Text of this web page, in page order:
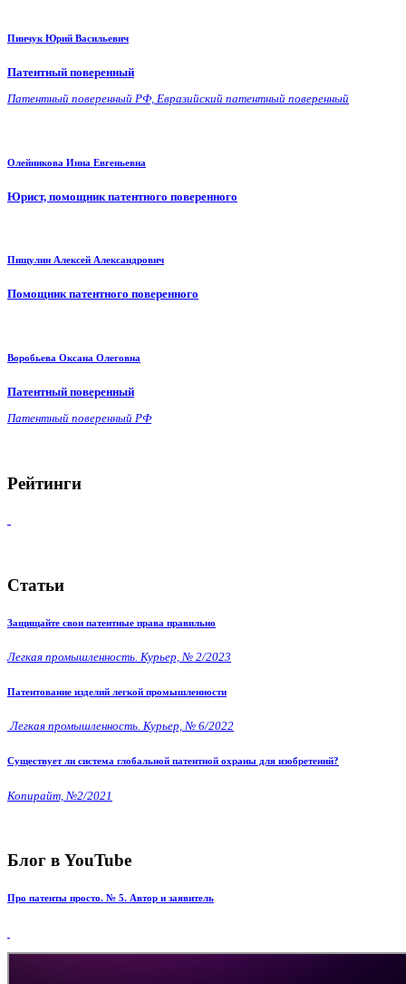
Пинчук Юрий Васильевич
Патентный поверенный
Патентный поверенный РФ, Евразийский патентный поверенный
Олейникова Инна Евгеньевна
Юрист, помощник патентного поверенного
Пищулин Алексей Александрович
Помощник патентного поверенного
Воробьева Оксана Олеговна
Патентный поверенный
Патентный поверенный РФ
Рейтинги
Статьи
Защищайте свои патентные права правильно
Легкая промышленность. Курьер, № 2/2023
Патентование изделий легкой промышленности
Легкая промышленность. Курьер, № 6/2022
Существует ли система глобальной патентной охраны для изобретений?
Копирайт, №2/2021
Блог в YouTube
Про патенты просто. № 5. Автор и заявитель